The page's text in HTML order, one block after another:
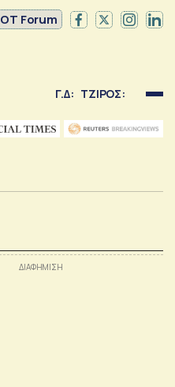
OT Forum
Γ.Δ: ΤΖΙΡΟΣ: